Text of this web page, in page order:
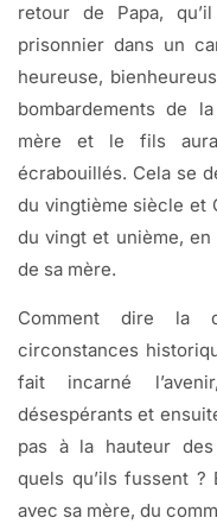
retour de Papa,
prisonnier dans un
heureuse,
bombardements de
mère et le fils
écrabouillés. Cela se
du vingtième siècle et
du vingt et unième,
de sa mère.
Comment dire la
circonstances
fait incarné
désespérants et
pas à la hauteur des
quels qu’ils fussent
avec sa mère, du